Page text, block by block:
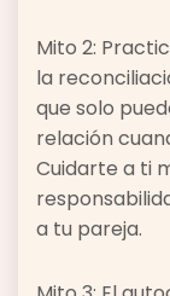
Mito 2:
la
que solo
relación
Cuidarte a ti
a tu pareja.